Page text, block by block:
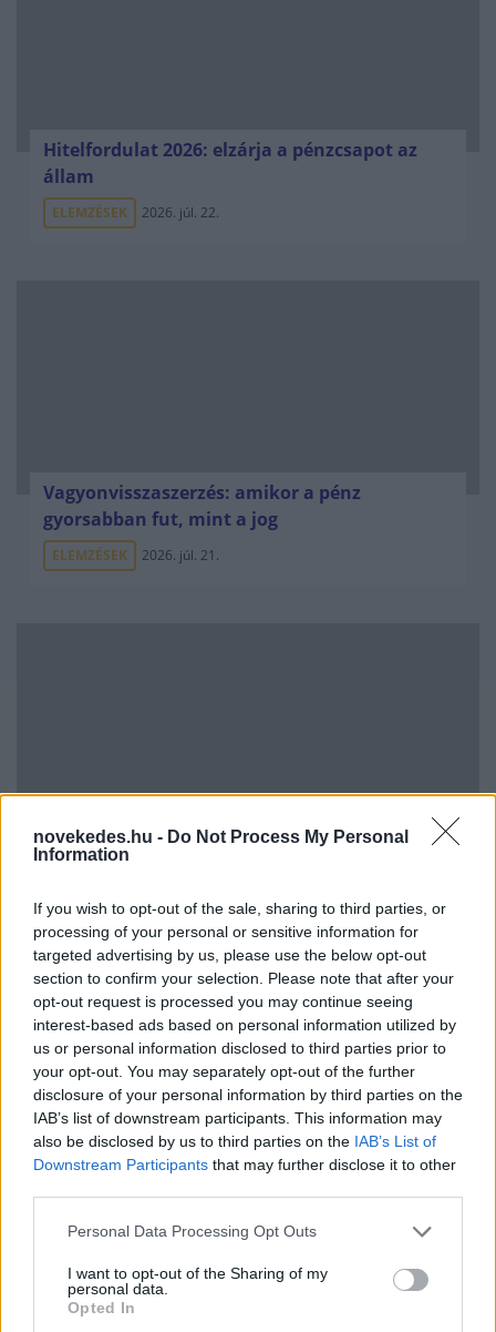
novekedes.hu - Do Not Process My Personal
Information
If you wish to opt-out of the sale, sharing to third parties, or
processing of your personal or sensitive information for
targeted advertising by us, please use the below opt-out
section to confirm your selection. Please note that after your
opt-out request is processed you may continue seeing
interest-based ads based on personal information utilized by
us or personal information disclosed to third parties prior to
your opt-out. You may separately opt-out of the further
disclosure of your personal information by third parties on the
IAB’s list of downstream participants. This information may
also be disclosed by us to third parties on the IAB’s List of
Downstream Participants that may further disclose it to other
Please note that this website/app uses one or more Google
not limited to your visit or usage behaviour. You may click to
grant or deny consent to Google and its third-party tags to
use your data for below specified purposes in below Google
Personal Data Processing Opt Outs
I want to opt-out of the Sharing of my
personal data.
Opted In
Hitelfordulat 2026: elzárja a pénzcsapot az
állam
ELEMZÉSEK 2026. júl. 22.
Vagyonvisszaszerzés: amikor a pénz
gyorsabban fut, mint a jog
ELEMZÉSEK 2026. júl. 21.
Kéthónapos a Tisza-kormány: íme a mérleg!
Uniós források: íme a teendők, amelyek a
pénzek érkezéséhez még szükségesek
ELEMZÉSEK 2026. júl. 20.